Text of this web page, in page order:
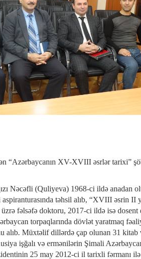
“Azərbaycanın XV-XVIII əsrlər tarixi”
Nəcəfli (Quliyeva) 1968-ci ildə anadan
təhsil alıb, “XVIII əsrin II
fəlsəfə doktoru, 2017-ci ildə isə dosent
torpaqlarında dövlət yaratmaq
alıb. Müxtəlif dillərdə çap olunan 31
işğalı və ermənilərin Şimali
25 may 2012-ci il tarixli fərmanı